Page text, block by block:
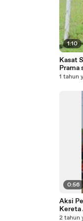
1:10
Kasat
Prama
1 tahun
0:56
Aksi
Kereta
2 tahun